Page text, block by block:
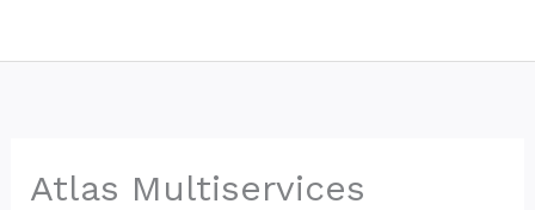
Atlas Multiservices